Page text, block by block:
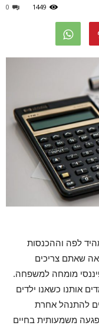
0 1449
לפה וההכנסות
שאתם צריכים
מומחה למשפחה.
אותנו כשאנו ילדים
להתנהל אחרת
משמעותית בחיים